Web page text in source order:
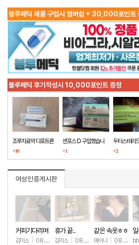
블루메딕 제품 구입시 멤버쉽 + 30,000포인트
블루메딕 후기작성시 10,000포인트 증정
조루치료약 다포트론
구매했습니다
+10
센포스 D 구입했습니
다
+1
두타스테리
+2
여성인증게시판
커피기다리며
(안야함)
김미소 08.08 +40
휴가 끝..
김미소 08.07 +193
같은 속옷ㅎㅎ
예이니 08.04 +72